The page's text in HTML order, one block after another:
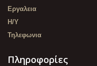
Εργαλεια
Η/Υ
Τηλεφωνια
Πληροφορίες